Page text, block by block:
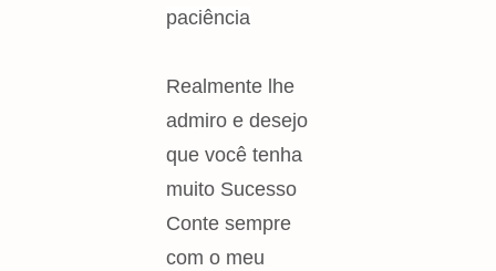
paciência
Realmente lhe
admiro e desejo
que você tenha
muito Sucesso
Conte sempre
com o meu